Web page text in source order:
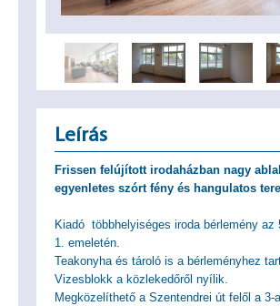
Leírás
Frissen felújított irodaházban nagy
egyenletes szórt fény és hangulatos
Kiadó többhelyiséges iroda bérlemény az
1. emeletén.
Teakonyha és tároló is a bérleményhez
Vizesblokk a közlekedőről nyílik.
Megközelíthető a Szentendrei út felől a 3-